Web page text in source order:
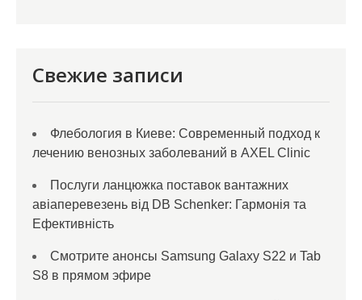
Свежие записи
Флебология в Киеве: Современный подход к
лечению венозных заболеваний в AXEL Clinic
Послуги ланцюжка поставок вантажних
авіаперевезень від DB Schenker: Гармонія та
Ефективність
Смотрите анонсы Samsung Galaxy S22 и Tab
S8 в прямом эфире